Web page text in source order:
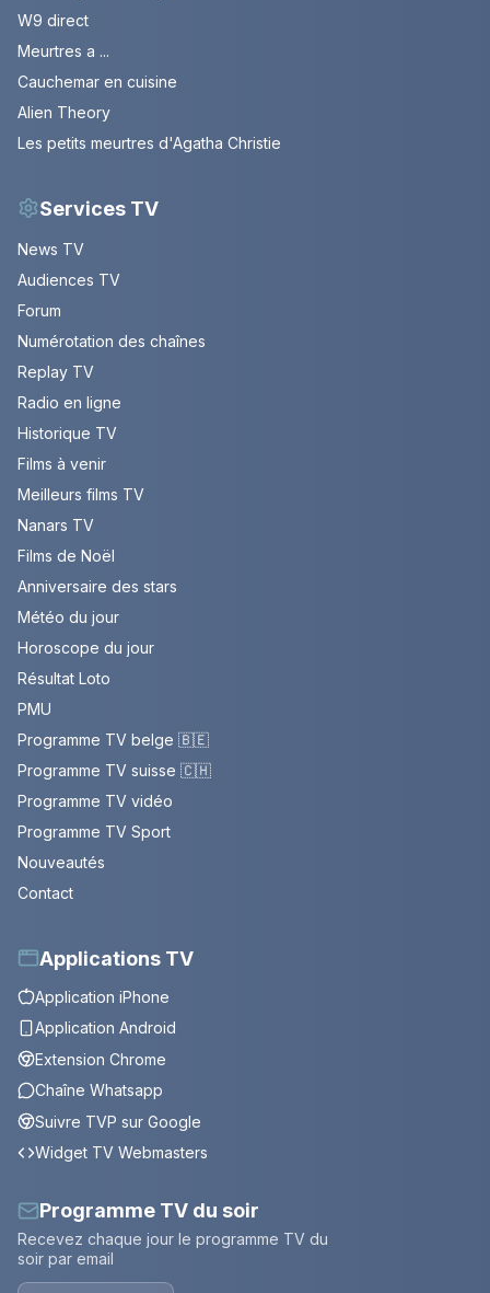
W9 direct
Meurtres a ...
Cauchemar en cuisine
Alien Theory
Les petits meurtres d'Agatha Christie
Services TV
News TV
Audiences TV
Forum
Numérotation des chaînes
Replay TV
Radio en ligne
Historique TV
Films à venir
Meilleurs films TV
Nanars TV
Films de Noël
Anniversaire des stars
Météo du jour
Horoscope du jour
Résultat Loto
PMU
Programme TV belge 🇧🇪
Programme TV suisse 🇨🇭
Programme TV vidéo
Programme TV Sport
Nouveautés
Contact
Applications TV
Application iPhone
Application Android
Extension Chrome
Chaîne Whatsapp
Suivre TVP sur Google
Widget TV Webmasters
Programme TV du soir
Recevez chaque jour le programme TV du
soir par email